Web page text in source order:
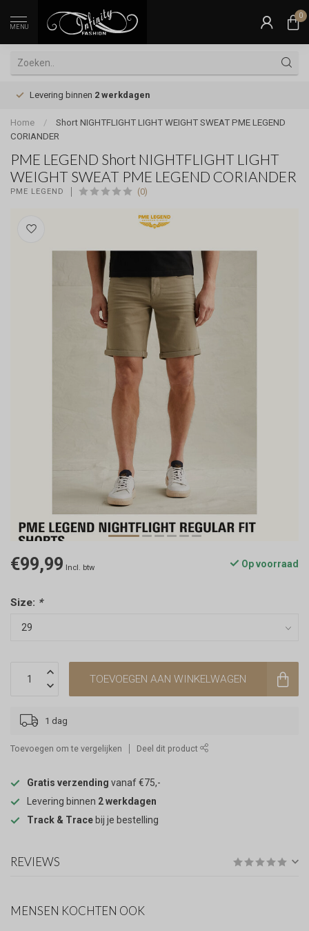
MENU
0
Levering binnen 2 werkdagen
Home /
Short NIGHTFLIGHT LIGHT WEIGHT SWEAT PME LEGEND
CORIANDER
PME LEGEND Short NIGHTFLIGHT LIGHT
WEIGHT SWEAT PME LEGEND CORIANDER
PME LEGEND (0)
€99,99 Incl. btw Op voorraad
Size: *
TOEVOEGEN AAN WINKELWAGEN
1 dag
Toevoegen om te vergelijken Deel dit product
Gratis verzending vanaf €75,-
Levering binnen 2 werkdagen
Track & Trace bij je bestelling
REVIEWS
MENSEN KOCHTEN OOK